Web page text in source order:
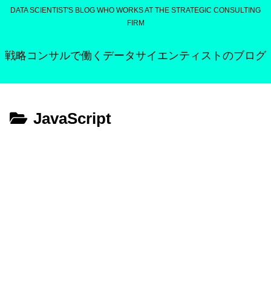
DATA SCIENTIST'S BLOG WHO WORKS AT THE STRATEGIC CONSULTING
FIRM
戦略コンサルで働くデータサイエンティストのブログ
JavaScript